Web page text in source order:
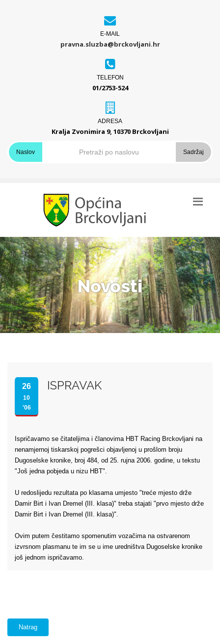
E-MAIL
pravna.sluzba@brckovljani.hr
TELEFON
01/2753-524
ADRESA
Kralja Zvonimira 9, 10370 Brckovljani
Naslov Sadržaj
Novosti
26
10
'06
ISPRAVAK
Ispričavamo se čitateljima i članovima HBT Racing Brckovljani na
nenamjernoj tiskarskoj pogrešci objavljenoj u prošlom broju
Dugoselske kronike, broj 484, od 25. rujna 2006. godine, u tekstu
"Još jedna pobjeda u nizu HBT".
U redoslijedu rezultata po klasama umjesto "treće mjesto drže
Damir Birt i Ivan Dremel (III. klasa)" treba stajati "prvo mjesto drže
Damir Birt i Ivan Dremel (III. klasa)".
Ovim putem čestitamo spomenutim vozačima na ostvarenom
izvrsnom plasmanu te im se u ime uredništva Dugoselske kronike
još jednom ispričavamo.
Natrag